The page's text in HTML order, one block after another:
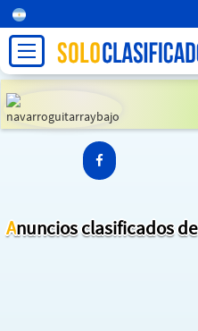
Anuncios clasificados